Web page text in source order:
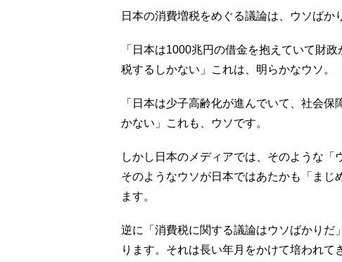
日本の消費増税をめぐる議論は、ウソばか
「日本は1000兆円の借金を抱えていて財
税するしかない」これは、明らかなウソ。
「日本は少子高齢化が進んでいて、社会
かない」これも、ウソです。
しかし日本のメディアでは、そのような「
そのようなウソが日本ではあたかも「ま
ます。
逆に「消費税に関する議論はウソばかりだ
ります。それは長い年月をかけて培われて